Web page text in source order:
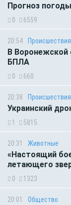
Прогноз
0 6559
20:54 Происшествия
В Воронежской
БПЛА
0 660
20:38 Происшествия
Украинский
1 5815
20:31 Животные
«Настоящий
летающего
0 1323
20:01 Общество